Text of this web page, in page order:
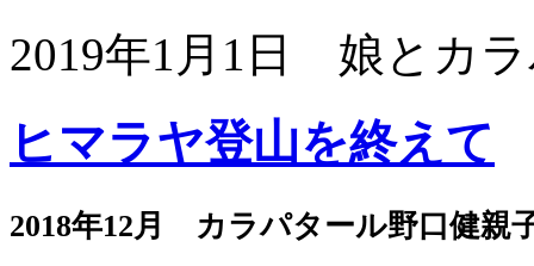
2019年1月1日 娘とカ
ヒマラヤ登山を終えて
2018年12月 カラパタール野口健親